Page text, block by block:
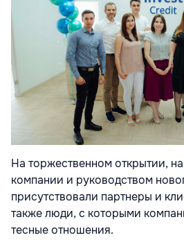
На торжественном открытии,
компании и руководством
присутствовали партнеры и
также люди, с которыми
тесные отношения.